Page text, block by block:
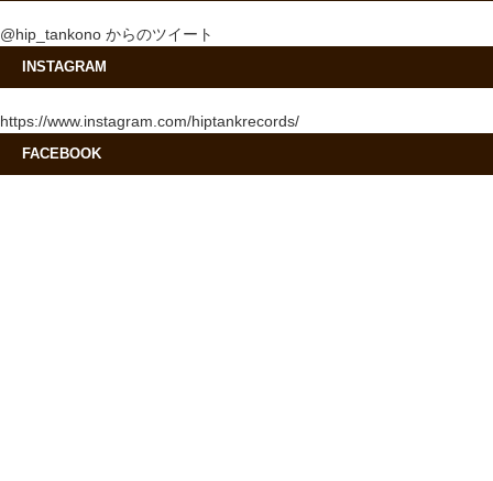
@hip_tankono からのツイート
INSTAGRAM
https://www.instagram.com/hiptankrecords/
FACEBOOK